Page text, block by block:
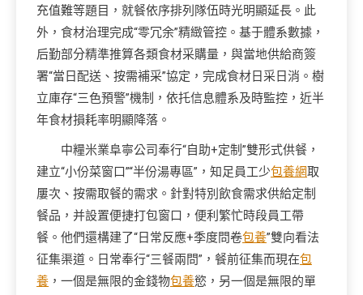
充值難等題目，就餐依序排列隊伍時光明顯延長。此
外，食材治理完成“零冗余”精緻管控。基于體系數據，
后勤部分精準推算各類食材采購量，與當地供給商簽
署“當日配送、按需補采”協定，完成食材日采日消。樹
立庫存“三色預警”機制，依托信息體系及時監控，近半
年食材損耗率明顯降落。
中糧米業阜寧公司奉行“自助+定制”雙形式供餐，
建立“小份菜窗口”“半份湯專區”，知足員工少包養網取
屢次、按需取餐的需求。針對特別飲食需求供給定制
餐品，并設置便捷打包窗口，便利繁忙時段員工帶
餐。他們還構建了“日常反應+季度問卷包養”雙向看法
征集渠道。日常奉行“三餐兩問”，餐前征集而現在包
養 ，一個是無限的金錢物包養慾，另一個是無限的單